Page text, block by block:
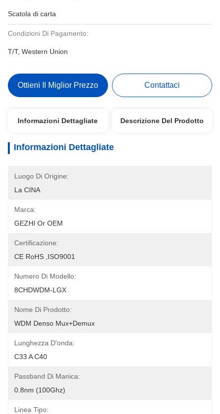
Scatola di carta
Condizioni Di Pagamento:
T/T, Western Union
Ottieni Il Miglior Prezzo Contattaci
Informazioni Dettagliate Descrizione Del Prodotto
Informazioni Dettagliate
Luogo Di Origine:
La CINA
Marca:
GEZHI Or OEM
Certificazione:
CE RoHS ,ISO9001
Numero Di Modello:
8CHDWDM-LGX
Nome Di Prodotto:
WDM Denso Mux+Demux
Lunghezza D'onda:
C33 A C40
Passband Di Manica:
0.8nm (100Ghz)
Linea Tipo: